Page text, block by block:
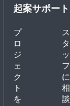
起案サポート
プ
ロ
ジ
ェ
ク
ト
を
ス
タ
ッ
フ
に
相
談